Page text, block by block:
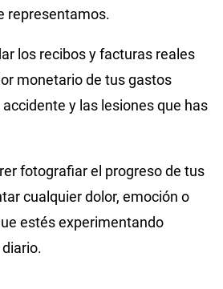
representamos.
los recibos y facturas reales
monetario de tus gastos
y las lesiones que has
fotografiar el progreso de tus
cualquier dolor, emoción o
estés experimentando